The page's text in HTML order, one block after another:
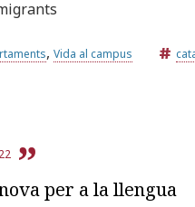
, Vida al campus
per a la llengua